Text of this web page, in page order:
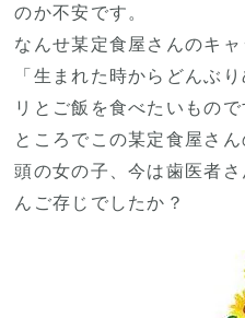
のか不安です。
なんせ某定食屋さんのキ
「生まれた時からどんぶ
リとご飯を食べたいもので
ところでこの某定食屋さ
頭の女の子、今は歯医者
んご存じでしたか？